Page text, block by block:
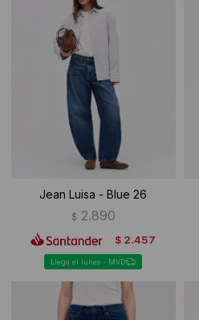
Jean Luisa - Blue 26
$ 2.890
$ 2.457
Llega el lunes - MVD